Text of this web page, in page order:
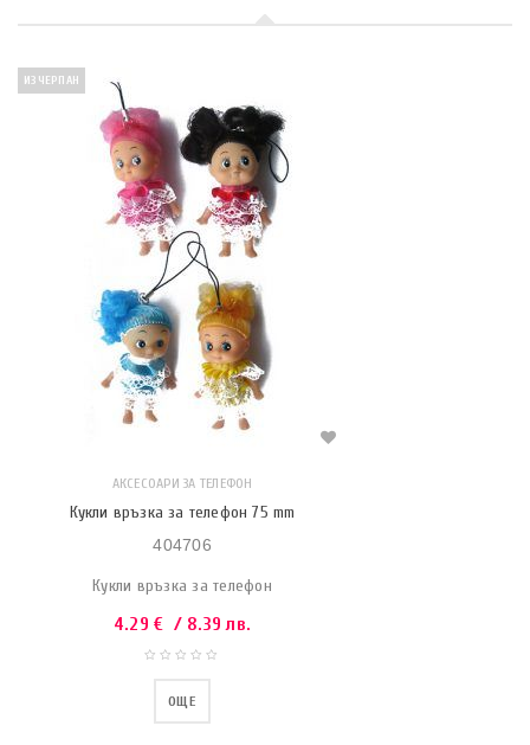
ИЗЧЕРПАН
АКСЕСОАРИ ЗА ТЕЛЕФОН
Кукли връзка за телефон 75 mm
404706
Кукли връзка за телефон
4.29€ / 8.39 лв.
ОЩЕ